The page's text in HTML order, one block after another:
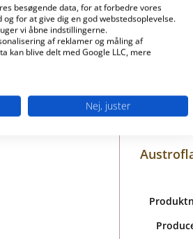
besøgende data, for at forbedre vores
for at give dig en god webstedsoplevelse.
vi åbne indstillingerne.
af reklamer og måling af
kan blive delt med Google LLC, mere
Nej, juster